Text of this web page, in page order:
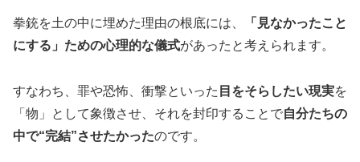
拳銃を土の中に埋めた理由の根底には、
「見なかったこと
にする」ための心理的な儀式があったと考えられます。
すなわち、罪や恐怖、衝撃といった 目をそらしたい現実を
「物」として象徴させ、それを封印することで自分たちの
中で“完結”させたかったのです。